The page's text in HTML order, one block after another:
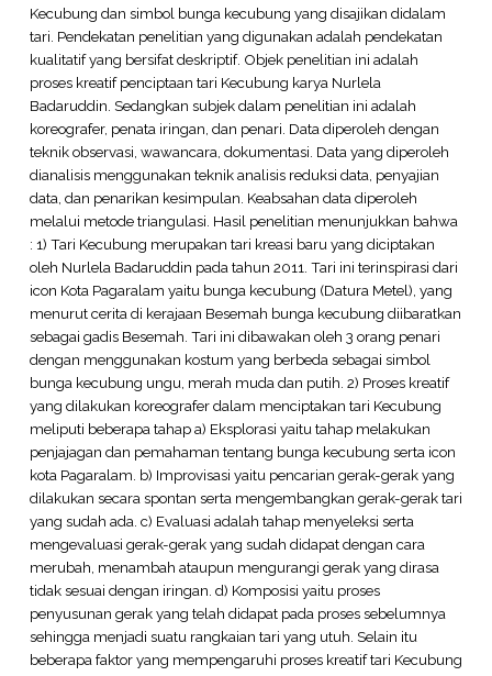
Kecubung dan simbol bunga kecubung yang disajikan didalam
tari. Pendekatan penelitian yang digunakan adalah pendekatan
kualitatif yang bersifat deskriptif. Objek penelitian ini adalah
proses kreatif penciptaan tari Kecubung karya Nurlela
Badaruddin. Sedangkan subjek dalam penelitian ini adalah
koreografer, penata iringan, dan penari. Data diperoleh dengan
teknik observasi, wawancara, dokumentasi. Data yang diperoleh
dianalisis menggunakan teknik analisis reduksi data, penyajian
data, dan penarikan kesimpulan. Keabsahan data diperoleh
melalui metode triangulasi. Hasil penelitian menunjukkan bahwa
: 1) Tari Kecubung merupakan tari kreasi baru yang diciptakan
oleh Nurlela Badaruddin pada tahun 2011. Tari ini terinspirasi dari
icon Kota Pagaralam yaitu bunga kecubung (Datura Metel), yang
menurut cerita di kerajaan Besemah bunga kecubung diibaratkan
sebagai gadis Besemah. Tari ini dibawakan oleh 3 orang penari
dengan menggunakan kostum yang berbeda sebagai simbol
bunga kecubung ungu, merah muda dan putih. 2) Proses kreatif
yang dilakukan koreografer dalam menciptakan tari Kecubung
meliputi beberapa tahap a) Eksplorasi yaitu tahap melakukan
penjajagan dan pemahaman tentang bunga kecubung serta icon
kota Pagaralam. b) Improvisasi yaitu pencarian gerak-gerak yang
dilakukan secara spontan serta mengembangkan gerak-gerak tari
yang sudah ada. c) Evaluasi adalah tahap menyeleksi serta
mengevaluasi gerak-gerak yang sudah didapat dengan cara
merubah, menambah ataupun mengurangi gerak yang dirasa
tidak sesuai dengan iringan. d) Komposisi yaitu proses
penyusunan gerak yang telah didapat pada proses sebelumnya
sehingga menjadi suatu rangkaian tari yang utuh. Selain itu
beberapa faktor yang mempengaruhi proses kreatif tari Kecubung